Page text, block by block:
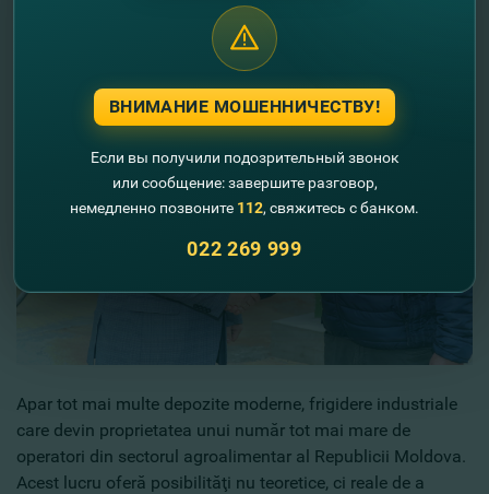
Apar tot mai multe depozite moderne, frigidere industriale
care devin proprietatea unui număr tot mai mare de
operatori din sectorul agroalimentar al Republicii Moldova.
Acest lucru oferă posibilităţi nu teoretice, ci reale de a
ВНИМАНИЕ МОШЕННИЧЕСТВУ!
Если вы получили подозрительный звонок
или сообщение: завершите разговор,
немедленно позвоните 112, свяжитесь с банком.
022 269 999